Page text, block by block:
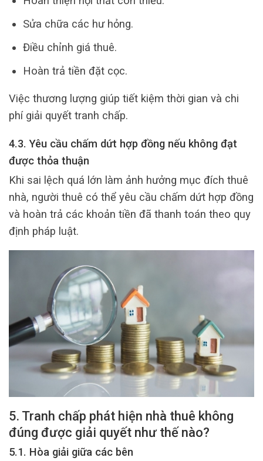
Sửa chữa các hư hỏng.
Điều chỉnh giá thuê.
Hoàn trả tiền đặt cọc.
Việc thương lượng giúp tiết kiệm thời gian và chi
phí giải quyết tranh chấp.
4.3. Yêu cầu chấm dứt hợp đồng nếu không đạt
được thỏa thuận
Khi sai lệch quá lớn làm ảnh hưởng mục đích thuê
nhà, người thuê có thể yêu cầu chấm dứt hợp đồng
và hoàn trả các khoản tiền đã thanh toán theo quy
định pháp luật.
5. Tranh chấp phát hiện nhà thuê không
đúng được giải quyết như thế nào?
5.1. Hòa giải giữa các bên